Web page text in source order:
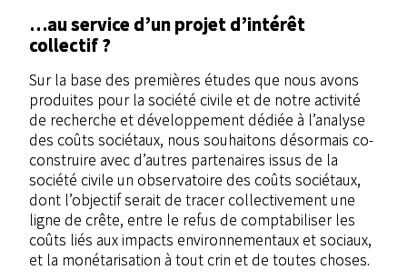
…au service d’un projet d’intérêt
collectif ?
Sur la base des premières études que nous avons
produites pour la société civile et de notre activité
de recherche et développement dédiée à l’analyse
des coûts sociétaux, nous souhaitons désormais co-
construire avec d’autres partenaires issus de la
société civile un observatoire des coûts sociétaux,
dont l’objectif serait de tracer collectivement une
ligne de crête, entre le refus de comptabiliser les
coûts liés aux impacts environnementaux et sociaux,
et la monétarisation à tout crin et de toutes choses.